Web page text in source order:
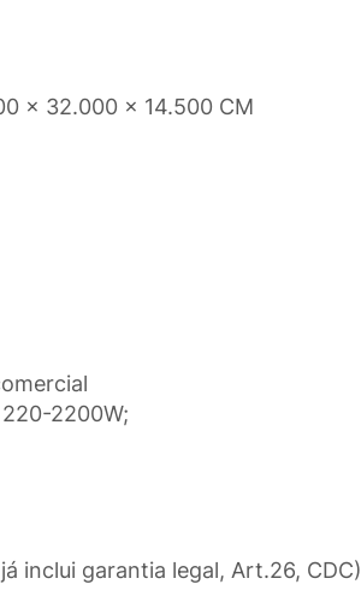
x 32.000 x 14.500 CM
2200W;
inclui garantia legal, Art.26, CDC)